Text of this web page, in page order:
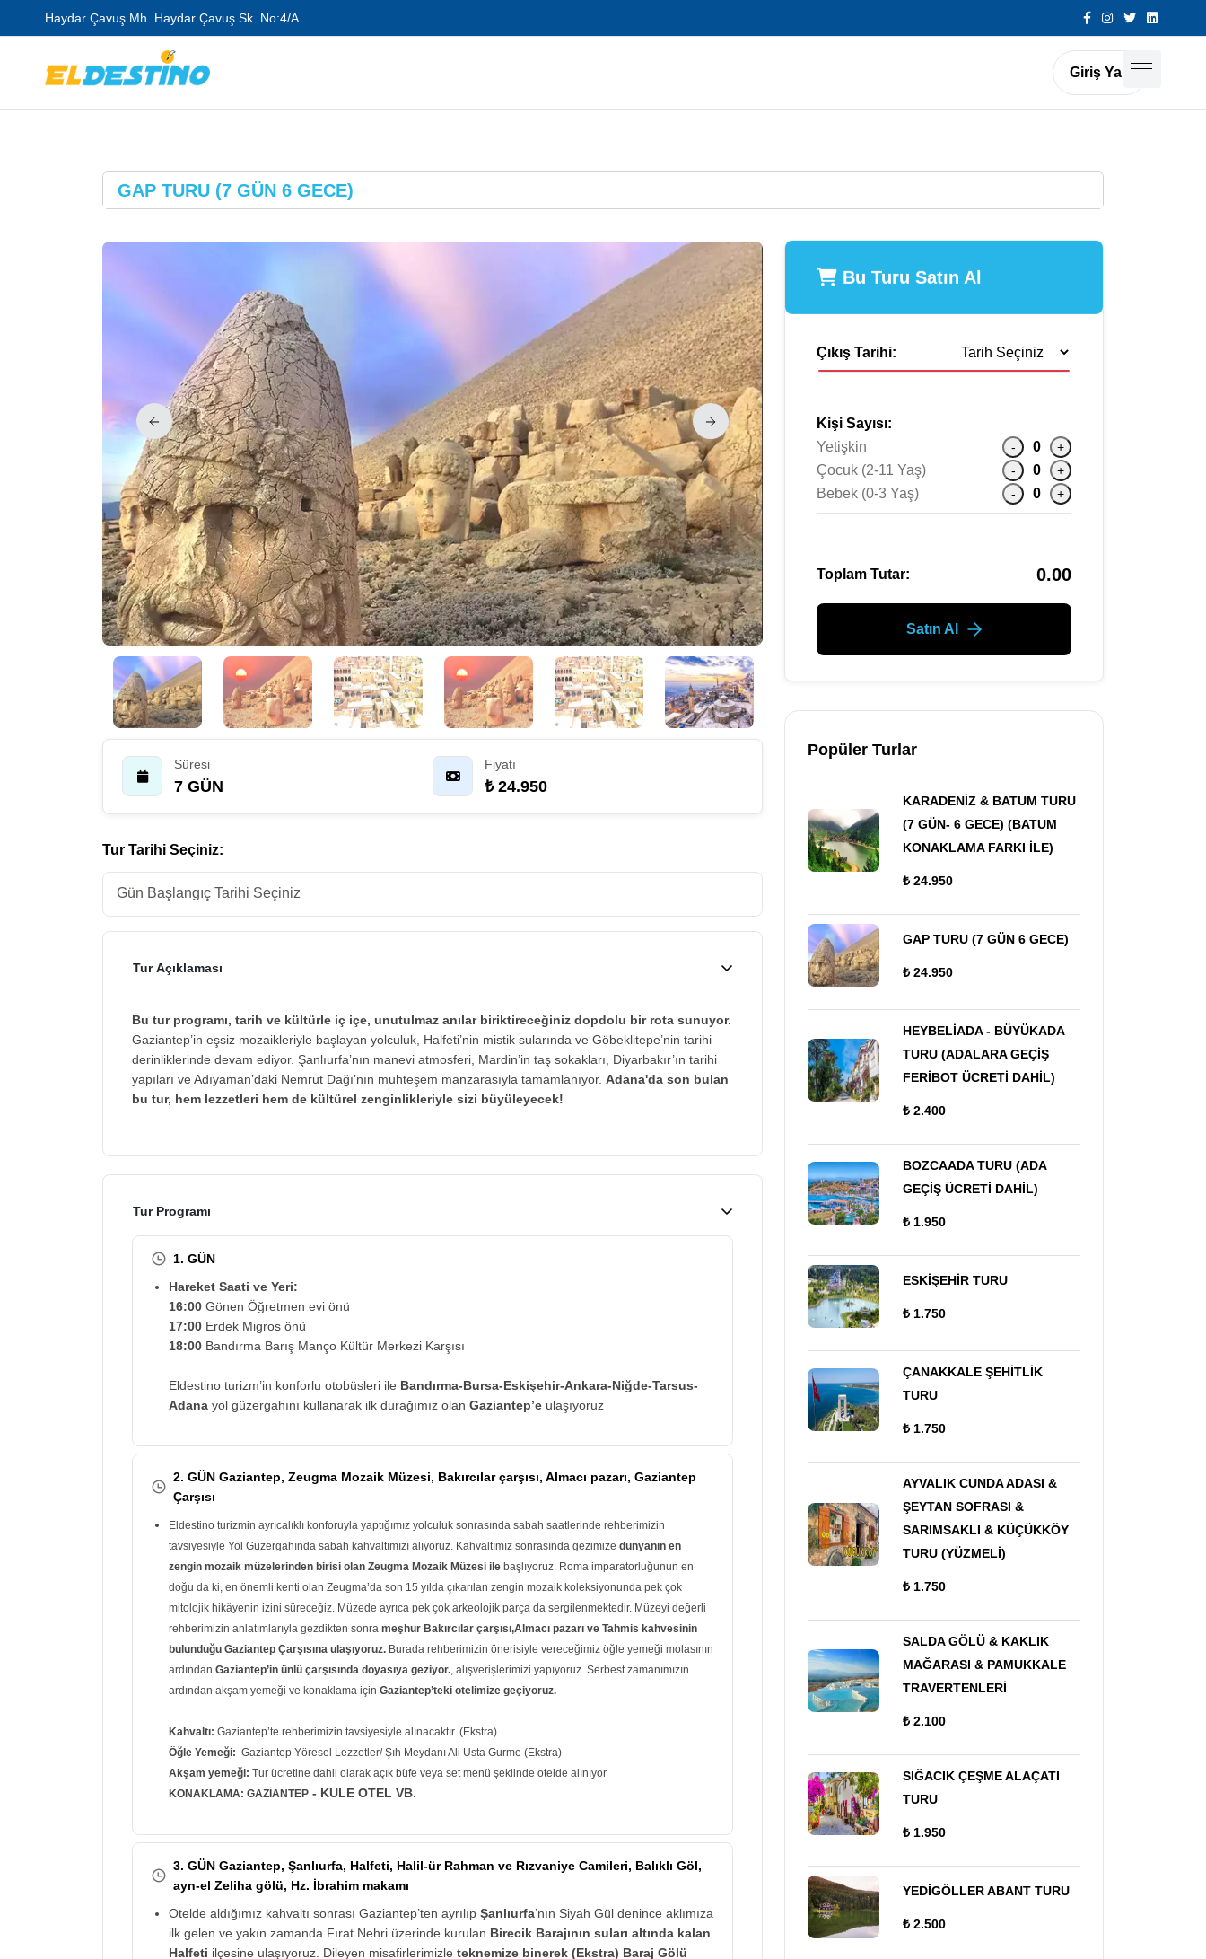
Haydar Çavuş Mh. Haydar Çavuş Sk. No:4/A
Giriş Yap
GAP TURU (7 GÜN 6 GECE)
Süresi
7 GÜN
Fiyatı
₺ 24.950
Tur Tarihi Seçiniz:
Tur Açıklaması
Bu tur programı, tarih ve kültürle iç içe, unutulmaz anılar biriktireceğiniz dopdolu bir rota sunuyor.
Gaziantep’in eşsiz mozaikleriyle başlayan yolculuk, Halfeti’nin mistik sularında ve Göbeklitepe’nin tarihi
derinliklerinde devam ediyor. Şanlıurfa’nın manevi atmosferi, Mardin’in taş sokakları, Diyarbakır’ın tarihi
yapıları ve Adıyaman’daki Nemrut Dağı’nın muhteşem manzarasıyla tamamlanıyor. Adana'da son bulan
bu tur, hem lezzetleri hem de kültürel zenginlikleriyle sizi büyüleyecek!
Tur Programı
1. GÜN
Hareket Saati ve Yeri:
16:00 Gönen Öğretmen evi önü
17:00 Erdek Migros önü
18:00 Bandırma Barış Manço Kültür Merkezi Karşısı
Eldestino turizm’in konforlu otobüsleri ile Bandırma-Bursa-Eskişehir-Ankara-Niğde-Tarsus-
Adana yol güzergahını kullanarak ilk durağımız olan Gaziantep’e ulaşıyoruz
2. GÜN Gaziantep, Zeugma Mozaik Müzesi, Bakırcılar çarşısı, Almacı pazarı, Gaziantep
Çarşısı
Eldestino turizmin ayrıcalıklı konforuyla yaptığımız yolculuk sonrasında sabah saatlerinde rehberimizin
tavsiyesiyle Yol Güzergahında sabah kahvaltımızı alıyoruz. Kahvaltımız sonrasında gezimize dünyanın en
zengin mozaik müzelerinden birisi olan Zeugma Mozaik Müzesi ile başlıyoruz. Roma imparatorluğunun en
doğu da ki, en önemli kenti olan Zeugma’da son 15 yılda çıkarılan zengin mozaik koleksiyonunda pek çok
mitolojik hikâyenin izini süreceğiz. Müzede ayrıca pek çok arkeolojik parça da sergilenmektedir. Müzeyi değerli
rehberimizin anlatımlarıyla gezdikten sonra meşhur Bakırcılar çarşısı,Almacı pazarı ve Tahmis kahvesinin
bulunduğu Gaziantep Çarşısına ulaşıyoruz. Burada rehberimizin önerisiyle vereceğimiz öğle yemeği molasının
ardından Gaziantep’in ünlü çarşısında doyasıya geziyor. , alışverişlerimizi yapıyoruz. Serbest zamanımızın
ardından akşam yemeği ve konaklama için Gaziantep’teki otelimize geçiyoruz.
Kahvaltı: Gaziantep’te rehberimizin tavsiyesiyle alınacaktır. (Ekstra)
Öğle Yemeği: Gaziantep Yöresel Lezzetler/ Şıh Meydanı Ali Usta Gurme (Ekstra)
Akşam yemeği: Tur ücretine dahil olarak açık büfe veya set menü şeklinde otelde alınıyor
KONAKLAMA: GAZİANTEP - KULE OTEL VB.
3. GÜN Gaziantep, Şanlıurfa, Halfeti, Halil-ür Rahman ve Rızvaniye Camileri, Balıklı Göl,
ayn-el Zeliha gölü, Hz. İbrahim makamı
Otelde aldığımız kahvaltı sonrası Gaziantep’ten ayrılıp Şanlıurfa’nın Siyah Gül denince aklımıza
ilk gelen ve yakın zamanda Fırat Nehri üzerinde kurulan Birecik Barajının suları altında kalan
Halfeti ilçesine ulaşıyoruz. Dileyen misafirlerimizle teknemize binerek (Ekstra) Baraj Gölü
Bu Turu Satın Al
Çıkış Tarihi:
Kişi Sayısı:
Yetişkin
- 0 +
Çocuk (2-11 Yaş) - 0 +
Bebek (0-3 Yaş) - 0 +
Toplam Tutar: 0.00
Satın Al
Popüler Turlar
KARADENİZ & BATUM TURU
(7 GÜN- 6 GECE) (BATUM
KONAKLAMA FARKI İLE)
₺ 24.950
GAP TURU (7 GÜN 6 GECE)
₺ 24.950
HEYBELİADA - BÜYÜKADA
TURU (ADALARA GEÇİŞ
FERİBOT ÜCRETİ DAHİL)
₺ 2.400
BOZCAADA TURU (ADA
GEÇİŞ ÜCRETİ DAHİL)
₺ 1.950
ESKİŞEHİR TURU
₺ 1.750
ÇANAKKALE ŞEHİTLİK
TURU
₺ 1.750
AYVALIK CUNDA ADASI &
ŞEYTAN SOFRASI &
SARIMSAKLI & KÜÇÜKKÖY
TURU (YÜZMELİ)
₺ 1.750
SALDA GÖLÜ & KAKLIK
MAĞARASI & PAMUKKALE
TRAVERTENLERİ
₺ 2.100
SIĞACIK ÇEŞME ALAÇATI
TURU
₺ 1.950
YEDİGÖLLER ABANT TURU
₺ 2.500